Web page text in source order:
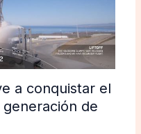
a conquistar el
de